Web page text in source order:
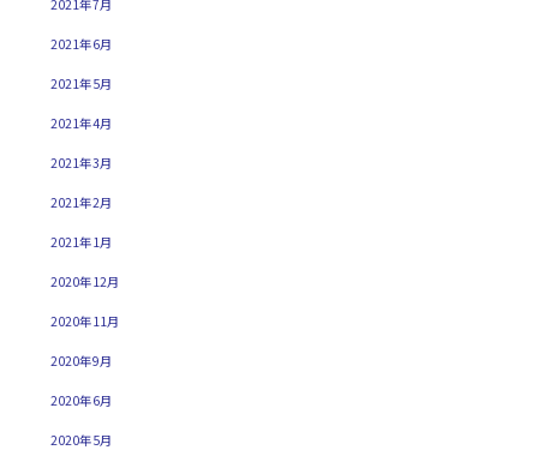
2021年7月
2021年6月
2021年5月
2021年4月
2021年3月
2021年2月
2021年1月
2020年12月
2020年11月
2020年9月
2020年6月
2020年5月